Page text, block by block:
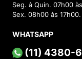
Seg. à Quin. 07h00
Sex. 08h00 às 17h00.
WHATSAPP
(11) 4380-